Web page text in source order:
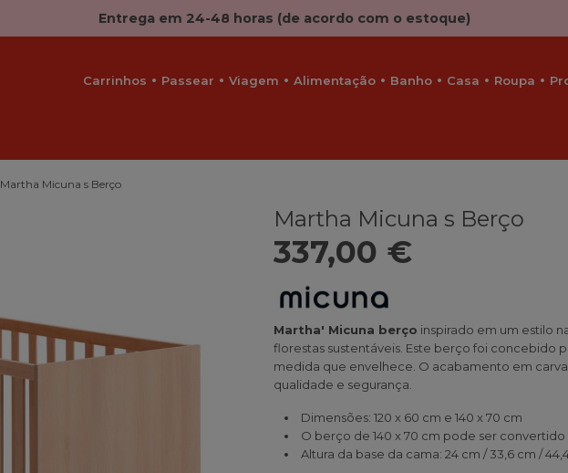
Entrega em 24-48 horas (de acordo com o estoque)
Carrinhos Passear Viagem Alimentação Banho Casa Roupa
Martha Micuna s Berço
Martha Micuna s Berço
337,00 €
Martha' Micuna berço inspirado em um estilo
florestas sustentáveis. Este berço foi concebido
medida que envelhece. O acabamento em
qualidade e segurança.
Dimensões: 120 x 60 cm e 140 x 70 cm
O berço de 140 x 70 cm pode ser
Altura da base da cama: 24 cm / 33,6 cm /